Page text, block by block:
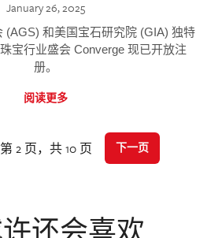
January 26, 2025
(AGS) 和美国宝石研究院 (GIA) 独特
宝行业盛会 Converge 现已开放注
册。
阅读更多
第 2 页，共 10 页 下一页